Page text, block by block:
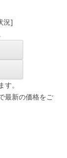
況]
。
最新の価格をご